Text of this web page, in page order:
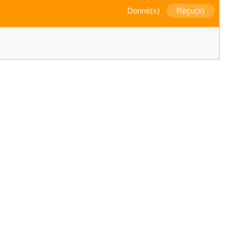
Donné(s) Reçu(s)